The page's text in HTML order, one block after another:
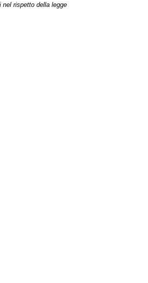
rispetto della legge